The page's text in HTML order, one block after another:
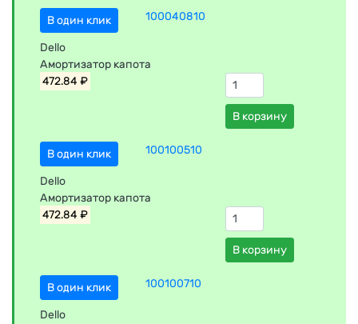
В один клик 100040810
Dello
Амортизатор капота
472.84 ₽
В корзину
В один клик 100100510
Dello
Амортизатор капота
472.84 ₽
В корзину
В один клик 100100710
Dello